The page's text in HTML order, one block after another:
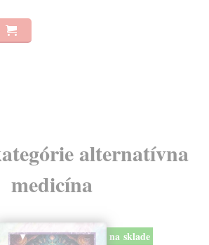
alternatívna
medicína
na sklade